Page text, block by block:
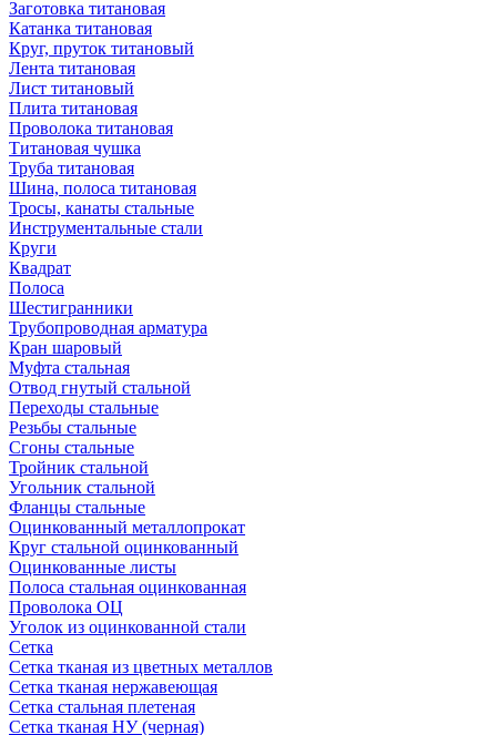
Заготовка титановая
Катанка титановая
Круг, пруток титановый
Лента титановая
Лист титановый
Плита титановая
Проволока титановая
Титановая чушка
Труба титановая
Шина, полоса титановая
Тросы, канаты стальные
Инструментальные стали
Круги
Квадрат
Полоса
Шестигранники
Трубопроводная арматура
Кран шаровый
Муфта стальная
Отвод гнутый стальной
Переходы стальные
Резьбы стальные
Сгоны стальные
Тройник стальной
Угольник стальной
Фланцы стальные
Оцинкованный металлопрокат
Круг стальной оцинкованный
Оцинкованные листы
Полоса стальная оцинкованная
Проволока ОЦ
Уголок из оцинкованной стали
Сетка
Сетка тканая из цветных металлов
Сетка тканая нержавеющая
Сетка стальная плетеная
Сетка тканая НУ (черная)